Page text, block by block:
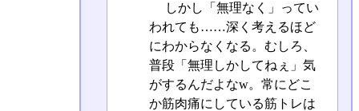
しかし「無理なく」ってい
われても……深く考えるほど
にわからなくなる。むしろ、
普段「無理しかしてねぇ」気
がするんだよなw。常にどこ
か筋肉痛にしている筋トレは